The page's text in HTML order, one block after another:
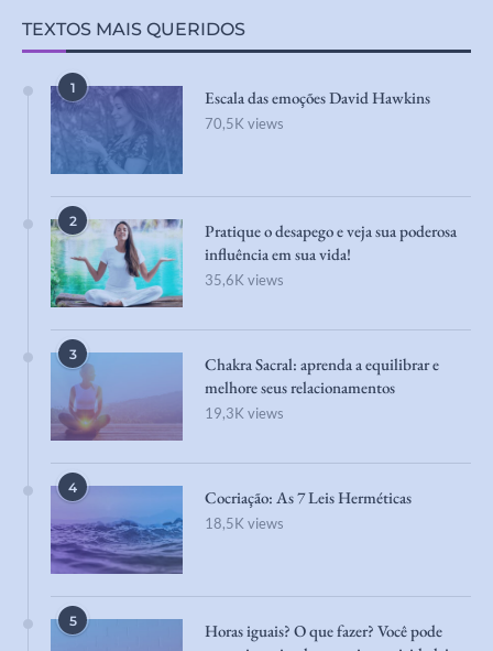
TEXTOS MAIS QUERIDOS
1 Escala das emoções David Hawkins
70,5K views
2
Pratique o desapego e veja sua poderosa
influência em sua vida!
35,6K views
3
Chakra Sacral: aprenda a equilibrar e
melhore seus relacionamentos
19,3K views
4 Cocriação: As 7 Leis Herméticas
18,5K views
5
Horas iguais? O que fazer? Você pode